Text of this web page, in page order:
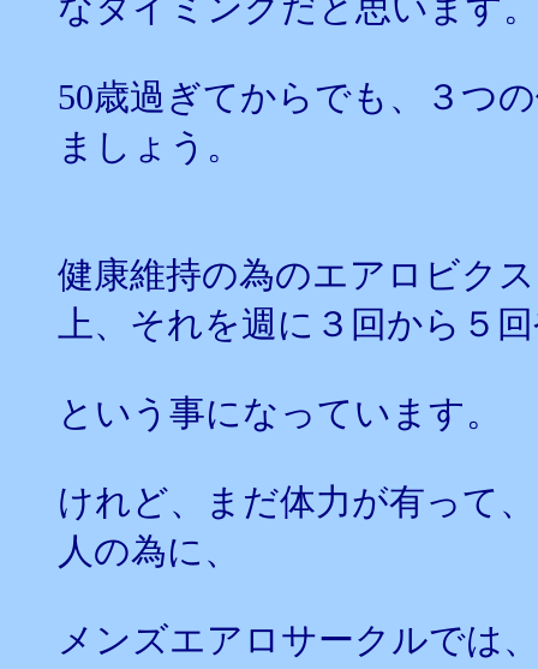
なタイミングだと思います。
50歳過ぎてからでも、３つ
ましょう。
健康維持の為のエアロビク
上、それを週に３回から５
という事になっています。
けれど、まだ体力が有って
人の為に、
メンズエアロサークルでは